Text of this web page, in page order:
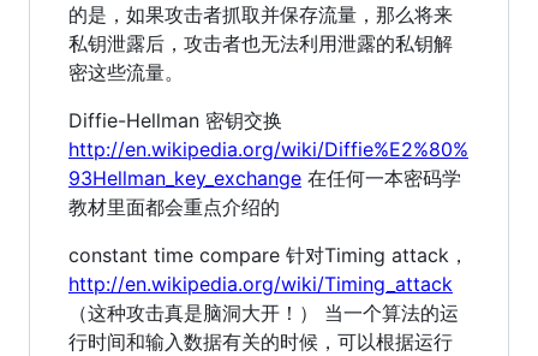
的是，如果攻击者抓取并保存流量，那么将来
私钥泄露后，攻击者也无法利用泄露的私钥解
密这些流量。
Diffie-Hellman 密钥交换
http://en.wikipedia.org/wiki/Diffie%E2%80%
93Hellman_key_exchange 在任何一本密码学
教材里面都会重点介绍的
constant time compare 针对Timing attack，
http://en.wikipedia.org/wiki/Timing_attack
（这种攻击真是脑洞大开！） 当一个算法的运
行时间和输入数据有关的时候，可以根据运行